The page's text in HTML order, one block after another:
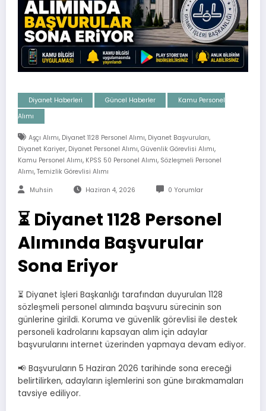
Diyanet Haberleri Güncel Haberler
Kamu Personel
Alımı
Aşçı Alımı, Diyanet 1128 Personel Alımı, Diyanet Başvuruları,
Diyanet Kariyer, Diyanet Personel Alımı, Güvenlik Görevlisi Alımı,
Kamu Personel Alımı, KPSS 50 Personel Alımı, Sözleşmeli Personel
Alımı, Temizlik Görevlisi Alımı
Muhsin Haziran 4, 2026 0 Yorumlar
⏳ Diyanet 1128 Personel
Alımında Başvurular
Sona Eriyor
⏳ Diyanet İşleri Başkanlığı tarafından duyurulan 1128
sözleşmeli personel alımında başvuru sürecinin son
günlerine girildi. Koruma ve güvenlik görevlisi ile destek
personeli kadrolarını kapsayan alım için adaylar
başvurularını internet üzerinden yapmaya devam ediyor.
📢 Başvuruların 5 Haziran 2026 tarihinde sona ereceği
belirtilirken, adayların işlemlerini son güne bırakmamaları
tavsiye ediliyor.